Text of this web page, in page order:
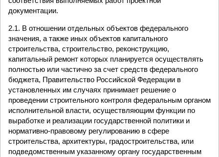
документации.
2.1. В отношении отдельных объектов федерального
значения, а также иных объектов капитального
строительства, строительство, реконструкцию,
капитальный ремонт которых планируется осуществлять
полностью или частично за счет средств федерального
бюджета, Правительство Российской Федерации в
установленных им случаях принимает решение о
проведении строительного контроля федеральным органом
исполнительной власти, осуществляющим функции по
выработке и реализации государственной политики и
нормативно-правовому регулированию в сфере
строительства, архитектуры, градостроительства, или
подведомственным указанному органу государственным